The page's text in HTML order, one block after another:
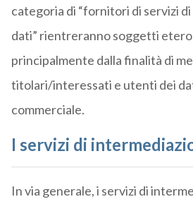
categoria di “fornitori di servizi
dati” rientreranno soggetti
principalmente dalla finalità di
titolari/interessati e utenti dei
commerciale.
I servizi di
In via generale, i servizi di